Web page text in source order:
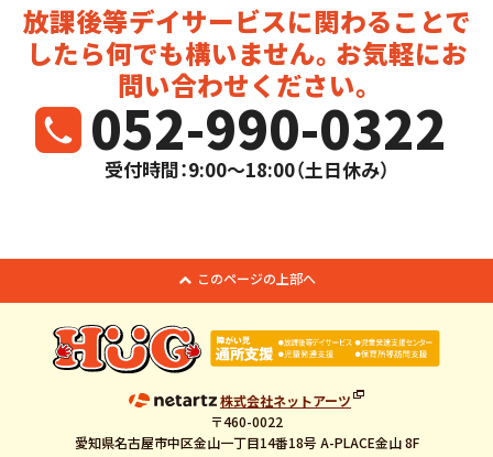
放課後等デイサービスに関わることで
したら何でも構いません。お気軽にお
問い合わせください。
052-990-0322
受付時間：9:00～18:00（土日休み）
このページの上部へ
株式会社ネットアーツ
〒460-0022
愛知県名古屋市中区金山一丁目14番18号 A-PLACE金山 8F